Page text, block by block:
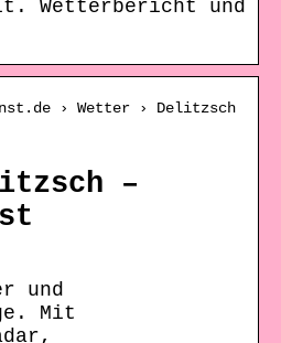
Wetterbericht und
› Wetter › Delitzsch
–
und
Mit